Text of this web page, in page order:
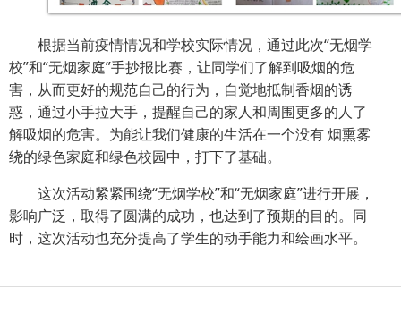
根据当前疫情情况和学校实际情况，通过此次“无烟学
校”和“无烟家庭”手抄报比赛，让同学们了解到吸烟的危
害，从而更好的规范自己的行为，自觉地抵制香烟的诱
惑，通过小手拉大手，提醒自己的家人和周围更多的人了
解吸烟的危害。为能让我们健康的生活在一个没有烟熏雾
绕的绿色家庭和绿色校园中，打下了基础。
这次活动紧紧围绕“无烟学校”和“无烟家庭”进行开展，
影响广泛，取得了圆满的成功，也达到了预期的目的。同
时，这次活动也充分提高了学生的动手能力和绘画水平。